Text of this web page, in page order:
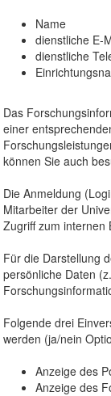
Name
dienstliche E-
dienstliche
Das
einer
können Sie auch
Die Anmeldung
Mitarbeiter der
Zugriff zum internen
Für die Darstellung
persönliche Daten
Folgende drei
werden (ja/nein
Anzeige des
Anzeige des